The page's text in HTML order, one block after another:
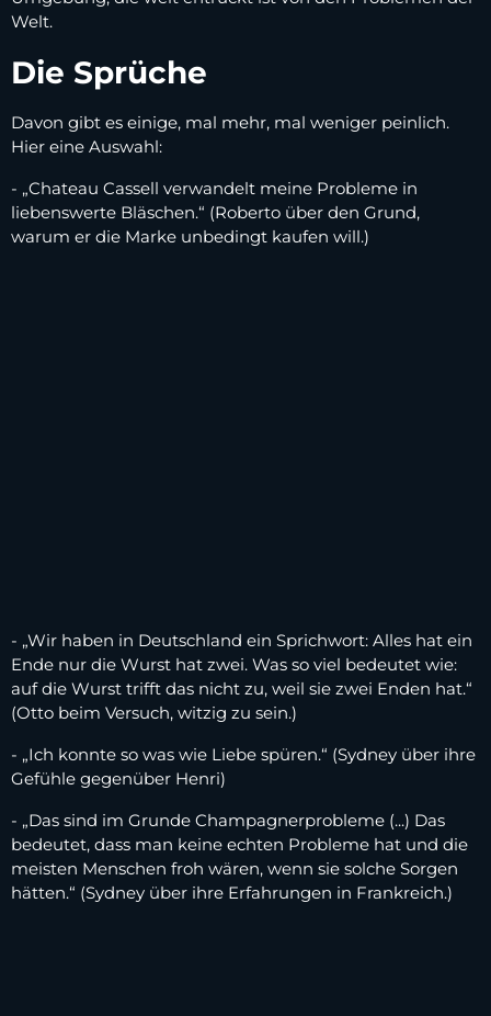
Welt.
Die Sprüche
Davon gibt es einige, mal mehr, mal weniger peinlich.
Hier eine Auswahl:
- „Chateau Cassell verwandelt meine Probleme in
liebenswerte Bläschen.“ (Roberto über den Grund,
warum er die Marke unbedingt kaufen will.)
- „Wir haben in Deutschland ein Sprichwort: Alles hat ein
Ende nur die Wurst hat zwei. Was so viel bedeutet wie:
auf die Wurst trifft das nicht zu, weil sie zwei Enden hat.“
(Otto beim Versuch, witzig zu sein.)
- „Ich konnte so was wie Liebe spüren.“ (Sydney über ihre
Gefühle gegenüber Henri)
- „Das sind im Grunde Champagnerprobleme (...) Das
bedeutet, dass man keine echten Probleme hat und die
meisten Menschen froh wären, wenn sie solche Sorgen
hätten.“ (Sydney über ihre Erfahrungen in Frankreich.)